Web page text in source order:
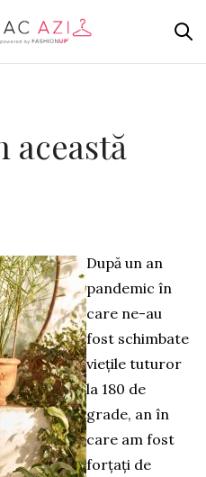
această
După un an
pandemic în
care ne-au
fost schimbate
viețile tuturor
la 180 de
grade, an în
care am fost
forțați de